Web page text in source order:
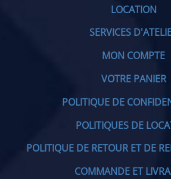
LOCATION
SERVICES
MON COMPTE
VOTRE PANIER
POLITIQUE DE
POLITIQUES DE
POLITIQUE DE RETOUR ET DE
COMMANDE ET